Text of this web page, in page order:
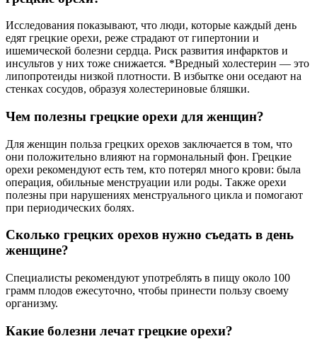
Исследования показывают, что люди, которые каждый день
едят грецкие орехи, реже страдают от гипертонии и
ишемической болезни сердца. Риск развития инфарктов и
инсультов у них тоже снижается. *Вредный холестерин — это
липопротеиды низкой плотности. В избытке они оседают на
стенках сосудов, образуя холестериновые бляшки.
Чем полезны грецкие орехи для женщин?
Для женщин польза грецких орехов заключается в том, что
они положительно влияют на гормональный фон. Грецкие
орехи рекомендуют есть тем, кто потерял много крови: была
операция, обильные менструации или роды. Также орехи
полезны при нарушениях менструального цикла и помогают
при периодических болях.
Сколько грецких орехов нужно съедать в день
женщине?
Специалисты рекомендуют употреблять в пищу около 100
грамм плодов ежесуточно, чтобы принести пользу своему
организму.
Какие болезни лечат грецкие орехи?